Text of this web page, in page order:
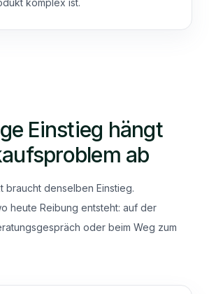
Einstieg hängt
ab
braucht denselben Einstieg.
heute Reibung entsteht: auf der
oder beim Weg zum